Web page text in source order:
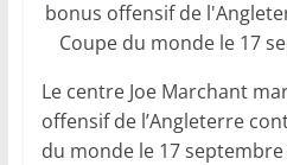
Le centre Joe Marchant
offensif de l’Angleterre
du monde le 17 septembre